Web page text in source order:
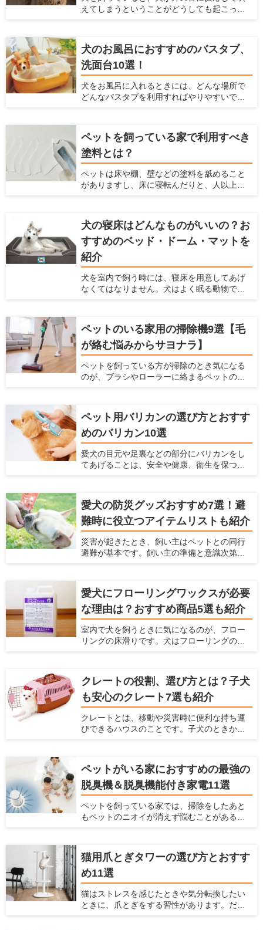
ばとても便利なリードフックやおすすめリー
えてしまうということがどうしても起こって
れません。 ですが、犬が外の音に反応して吠
えるのをなるべく抑える方法があります。こ
こでは、犬が外の音に反応して吠えてしまう
のを防ぐ方法、商品を紹介します。
犬のお風呂におすすめのバスタブ、
洗面台10選！
犬をお風呂に入れるときには、どんな場所で
どんなバスタブを利用すればやりやすいで
お風呂の選び方、おすすめの犬用のバスタブ
や洗面台を紹介します。 また、犬をお風呂に
入れる方法や注意点などは、「犬のお風呂の
入れ方を解説！お風呂場のポイントも【初心
者向け】」の記事で解説していますので、は
じめての方は参考にしてみてくださいね。
ペットを飼っている家で利用すべき
塗料とは？
ペットは床や棚、壁などの塗料を舐めること
がありますし、床に寝転んだりと、人以上に
なっているので、体に悪影響がある塗料はで
きるだけ避けなくてはなりません。それだけ
でなく、塗料は耐久性、メンテナンス性、安
全性などを考慮する必要があります。 ここで
は、塗料の役割や種類、特徴、ペットを飼っ
ている家に利用すべき塗料を紹介します。
犬の寝床はどんなものがいいの？お
すすめのベッド・ドーム・マットを
紹介
犬を室内で飼う時には、寝床を用意してあげ
なくてはなりません。犬はよく眠る動物です
マット、サークルなど、たくさんのペット用
の寝床が販売されています。愛犬家住宅で
は、犬が快適な寝床に関しての情報を日々
チェックしています。 ここでは犬用の寝床を
作りたいけど、どんなものを選んだらよい
か、どんな場所に設置したらよいかわからな
床を置くのがよいのかなど、幅広い情報をま
とめましたので参考にしてください。
ペットのいる家用の掃除機9選【毛
が絡む悩みからサヨナラ】
ペットを飼っている方が掃除のとき気になる
のが、ブラシやローラーに絡まるペットの抜
く故障の原因となります。 掃除機のみなら
ず、お掃除ワイパーや粘着ローラーを駆使し
て抜け毛対策に日々奮闘されている方も多い
ことだと思います。もし、ペットの毛が絡み
にくい掃除機があれば、毎日のお掃除がラク
になると思いませんか？ 本記事では、ペット
ペット用バリカンの選び方とおすす
めのバリカン10選
愛犬の目元や足裏などの部分にバリカンをし
てあげることは、安全や健康、衛生を保つた
が大変という悩みもあると思います。 サロン
でバリカンをしてもらうこともできますが、
自宅でお手入れとしてバリカンをしてあげた
いという飼い主さんも多いと思います。そこ
で今回は、ペット用バリカンの選び方とス
ムーズに足裏や顔の毛をケアできるおすすめ
愛犬の防災グッズおすすめ7選！避
難時に役立つアイテムリストも紹介
災害が起きたとき、飼い主はペットとの同行
避難が基本です。飼い主の準備と意識次第
どんな防災グッズを用意しておけばよいで
しょうか。 愛犬の安全と健康を守るため、ラ
イフラインの停止を想定して、今から必要な
防災グッズを備蓄しておきましょう。ここで
は、避難生活に必要なアイテムリストとおす
すめの防災グッズを紹介します。
愛犬にフローリングワックスが必要
な理由は？おすすめ商品5選も紹介
室内で犬を飼うときに気になるのが、フロー
リングの床滑りです。犬はフローリングの上
間で過ごしたいなら、ペット対応可のフロー
リングワックスがおすすめです。床に塗るだ
けで滑り止めやキズ防止効果が得られます。
この記事では、フローリングワックスを選ぶ
ポイントとフロアコーティングとの違い、お
すすめ商品5つを紹介します。
クレートの役割、選び方とは？子犬
も安心のクレート7選も紹介
クレートとは、移動や災害時に便利な持ち運
びできるハウスのことです。子犬のときから
は、クレートの使い方と選び方を紹介すると
ともに、素材別おすすめ商品を7つピックアッ
プして紹介します。
ペットがいる家におすすめの最強の
脱臭機＆脱臭機能付き家電11選
ペットを飼っている家では、掃除をしたあと
もペットのニオイが消えず悩むことがあるか
屋のニオイを大きく減らすことができます。
ただ脱臭機を選ぶときには、どれを選べばい
いかわからないことも多いです。今回は、
ペットがいる家で脱臭機を置くとよい理由
や、どうやって選ぶべきか、おすすめの脱臭
機と脱臭機能付き家電を紹介するので参考に
猫用爪とぎタワーの選び方とおすす
め11選
猫はストレスを感じたときや気分転換したい
ときに、爪とぎをする習性があります。だか